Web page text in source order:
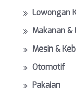
Lowongan
Makanan &
Mesin &
Otomotif
Pakaian